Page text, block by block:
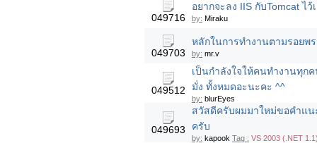
049716
อยากจะลง IIS กับTomcat ไ
by: Miraku
049703
หลักในการทำงานตามรอยพ
by: mr.v
049512
เป็นกำลังใจให้คนทำงานทุก
มั่ง ทั้งหมดอะนะคะ ^^
by: blurEyes
049693
สวัสดีครับผมมาใหม่ขอคำแน
ครับ
by: kapook Tag : VS 2003 (.NET